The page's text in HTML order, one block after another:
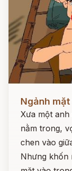
Ngảnh
Xưa một
nằm trong,
chen vào
Nhưng khốn